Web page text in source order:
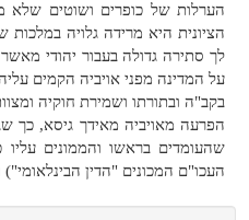
הערלות של כופרים ושוטים שלא
הציונית היא מרידה גלויה במלכות
לך סתירה גדולה בעבור יהודי
על המדינה מפני אויביה הקמים
בקב"ה ובתורתו ושמירת חוקיה
הפרעה מאויביה מאידך גיסא, כך
שהעומדים בראשו והממונים עליו
העכו"ם המכונים "הדין